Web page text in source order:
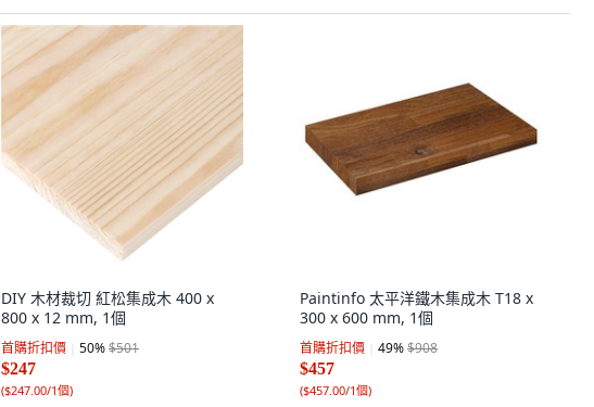
DIY 木材裁切 紅松集成木 400 x
800 x 12 mm, 1個
首購折扣價 50%$501
$247
($247.00/1個)
Paintinfo 太平洋鐵木集成木 T18 x
300 x 600 mm, 1個
首購折扣價 49%$908
$457
($457.00/1個)